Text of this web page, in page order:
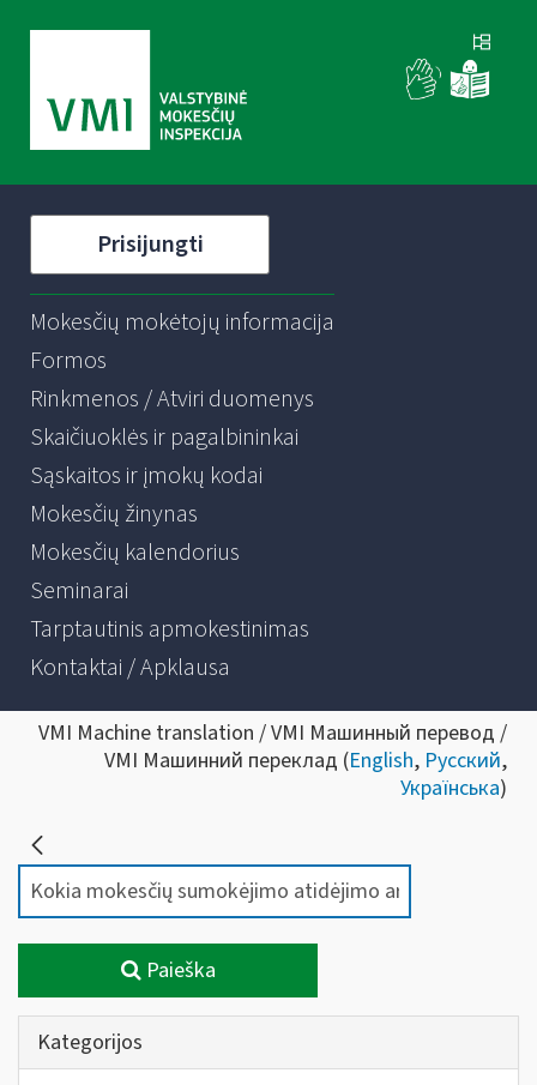
Prisijungti
Mokesčių mokėtojų informacija
Formos
Rinkmenos / Atviri duomenys
Skaičiuoklės ir pagalbininkai
Sąskaitos ir įmokų kodai
Mokesčių žinynas
Mokesčių kalendorius
Seminarai
Tarptautinis apmokestinimas
Kontaktai / Apklausa
VMI Machine translation / VMI Машинный перевод /
VMI Машинний переклад (English, Русский,
Українська)
Paieška
Kategorijos